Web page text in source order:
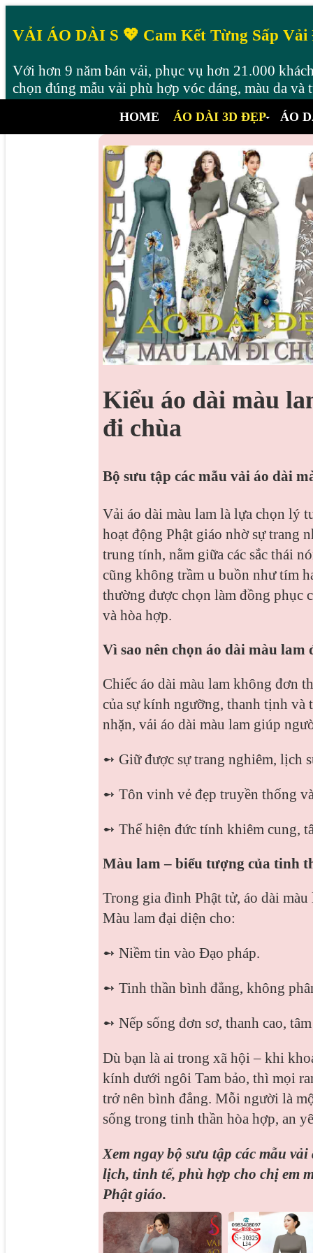
VẢI ÁO DÀI S 💖 Cam Kết Từng Sấp
Với hơn 9 năm bán vải, phục vụ hơn 21.000
chọn đúng mẫu vải phù hợp vóc dáng, màu da
HOME ÁO DÀI 3D ĐẸP ÁO
Kiểu áo dài màu
đi chùa
Bộ sưu tập các mẫu vải áo dài
Vải áo dài màu lam là lựa chọn lý
hoạt động Phật giáo nhờ sự trang
trung tính, nằm giữa các sắc thái
cũng không trầm u buồn như tím
thường được chọn làm đồng phục
và hòa hợp.
Vì sao nên chọn áo dài màu lam
Chiếc áo dài màu lam không đơn
của sự kính ngưỡng, thanh tịnh
nhặn, vải áo dài màu lam giúp
➻ Giữ được sự trang nghiêm, lịch
➻ Tôn vinh vẻ đẹp truyền thống
➻ Thể hiện đức tính khiêm cung,
Màu lam – biểu tượng của tinh
Trong gia đình Phật tử, áo dài
Màu lam đại diện cho:
➻ Niềm tin vào Đạo pháp.
➻ Tinh thần bình đẳng, không
➻ Nếp sống đơn sơ, thanh cao,
Dù bạn là ai trong xã hội – khi
kính dưới ngôi Tam bảo, thì mọi
trở nên bình đẳng. Mỗi người là
sống trong tinh thần hòa hợp, an
Xem ngay bộ sưu tập các mẫu
lịch, tinh tế, phù hợp cho chị em
Phật giáo.